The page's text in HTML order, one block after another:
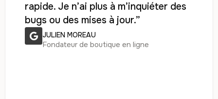
rapide. Je n’ai plus à m’inquiéter des
bugs ou des mises à jour.”
JULIEN MOREAU
Fondateur de boutique en ligne